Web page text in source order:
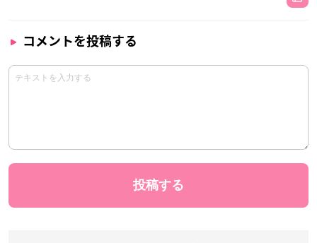
コメントを投稿する